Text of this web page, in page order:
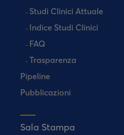
Studi Clinici Attuale
Indice Studi Clinici
FAQ
Trasparenza
Pipeline
Pubblicazioni
Sala Stampa